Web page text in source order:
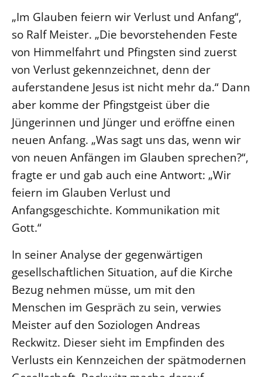
„Im Glauben feiern wir Verlust und Anfang“,
so Ralf Meister. „Die bevorstehenden Feste
von Himmelfahrt und Pfingsten sind zuerst
von Verlust gekennzeichnet, denn der
auferstandene Jesus ist nicht mehr da.“ Dann
aber komme der Pfingstgeist über die
Jüngerinnen und Jünger und eröffne einen
neuen Anfang. „Was sagt uns das, wenn wir
von neuen Anfängen im Glauben sprechen?“,
fragte er und gab auch eine Antwort: „Wir
feiern im Glauben Verlust und
Anfangsgeschichte. Kommunikation mit
Gott.“
In seiner Analyse der gegenwärtigen
gesellschaftlichen Situation, auf die Kirche
Bezug nehmen müsse, um mit den
Menschen im Gespräch zu sein, verwies
Meister auf den Soziologen Andreas
Reckwitz. Dieser sieht im Empfinden des
Verlusts ein Kennzeichen der spätmodernen